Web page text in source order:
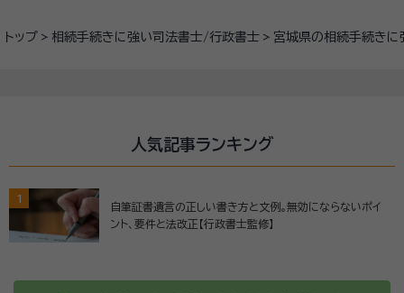
トップ 相続手続きに強い司法書士/行政書士 宮城県の相続手続き
人気記事ランキング
1
自筆証書遺言の正しい書き方と文例。無効にならないポイ
ント、要件と法改正【行政書士監修】